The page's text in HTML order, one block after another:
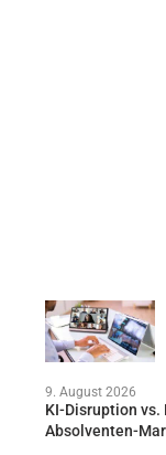
9. August 2026
KI-Disruption vs.
Absolventen-